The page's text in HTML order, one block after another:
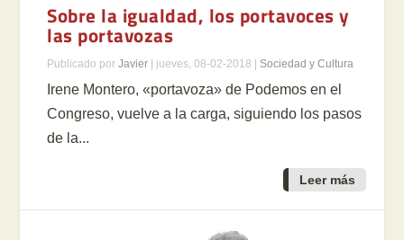
Sobre la igualdad, los portavoces y
las portavozas
Publicado porJavier jueves, 08-02-2018 Sociedad y Cultura
Irene Montero, «portavoza» de Podemos en el
Congreso, vuelve a la carga, siguiendo los pasos
de la...
Leer más